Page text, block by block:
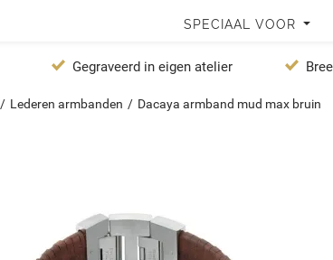
SPECIAAL VOOR
Gegraveerd in eigen atelier
/ Lederen armbanden / Dacaya armband mud max bruin